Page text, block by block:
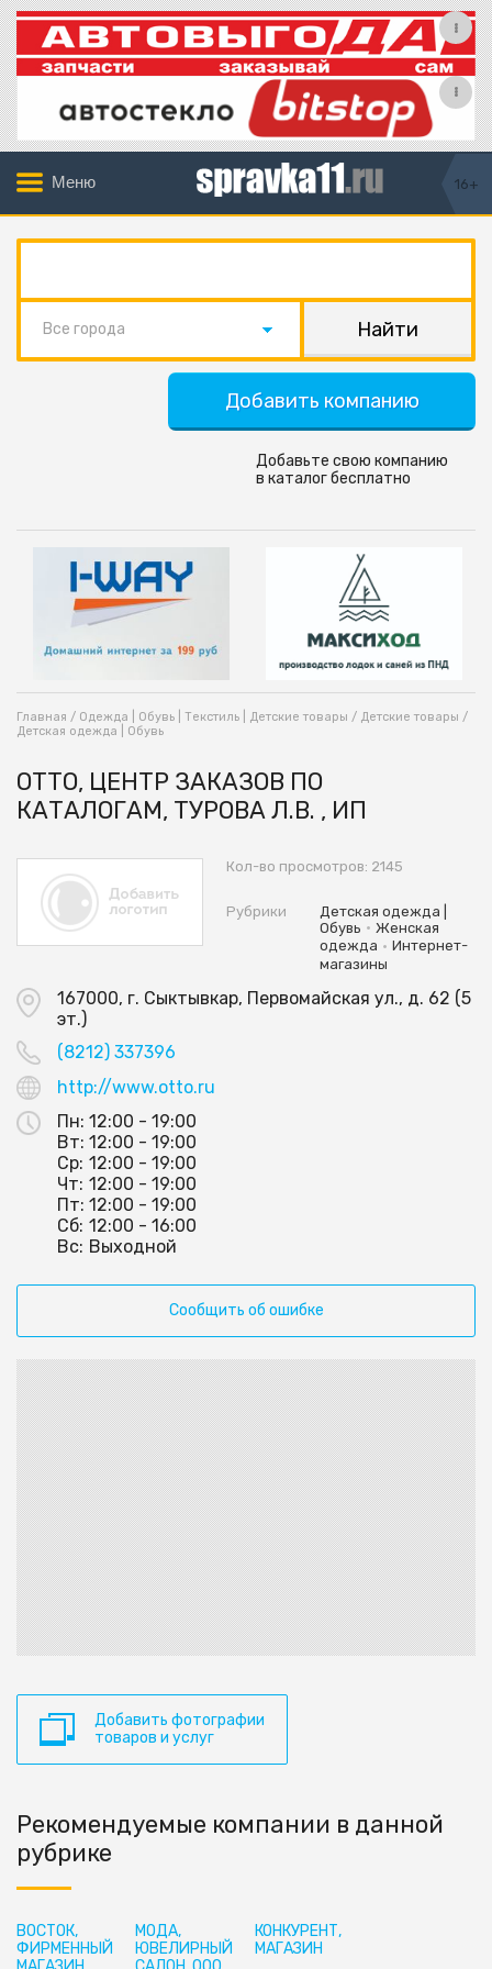
Меню 16+
Все города
Добавить компанию
Добавьте свою компанию
в каталог бесплатно
Главная / Одежда | Обувь | Текстиль | Детские товары / Детские товары /
Детская одежда | Обувь
ОТТО, ЦЕНТР ЗАКАЗОВ ПО
КАТАЛОГАМ, ТУРОВА Л.В. , ИП
Кол-во просмотров: 2145
Рубрики
Детская одежда |
Обувь • Женская
одежда • Интернет-
магазины
167000, г. Сыктывкар, Первомайская ул., д. 62 (5
эт.)
(8212) 337396
http://www.otto.ru
Пн: 12:00 - 19:00
Вт: 12:00 - 19:00
Ср: 12:00 - 19:00
Чт: 12:00 - 19:00
Пт: 12:00 - 19:00
Сб: 12:00 - 16:00
Вс: Выходной
Сообщить об ошибке
Добавить фотографии
товаров и услуг
Рекомендуемые компании в данной
рубрике
ВОСТОК,
ФИРМЕННЫЙ
МОДА,
ЮВЕЛИРНЫЙ
КОНКУРЕНТ,
МАГАЗИН